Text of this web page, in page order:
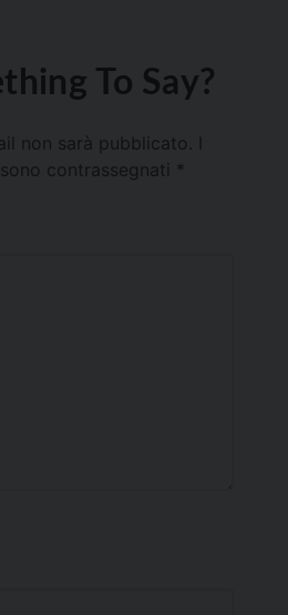
To Say?
non sarà pubblicato.
contrassegnati *